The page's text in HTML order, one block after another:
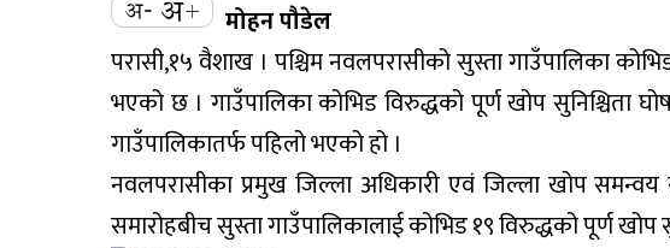
मोहन पौडेल
परासी,१५ वैशाख । पश्चिम नवलपरासीको सुस्ता गाउँपालिका
भएको छ । गाउँपालिका कोभिड विरुद्धको पूर्ण खोप सुनिश्चिता
गाउँपालिकातर्फ पहिलो भएको हो ।
नवलपरासीका प्रमुख जिल्ला अधिकारी एवं जिल्ला खोप
समारोहबीच सुस्ता गाउँपालिकालाई कोभिड १९ विरुद्धको पूर्ण खोप